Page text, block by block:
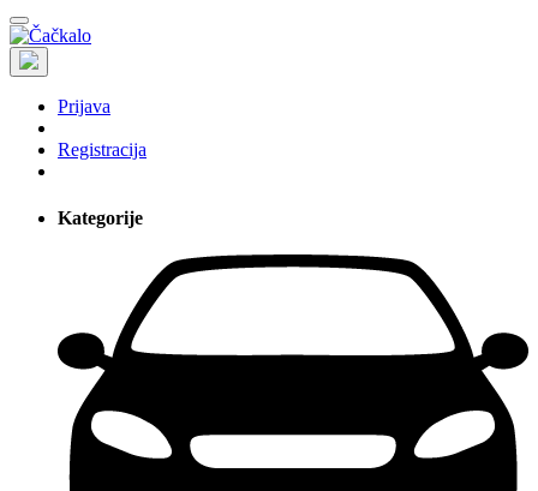
Prijava
Registracija
Kategorije